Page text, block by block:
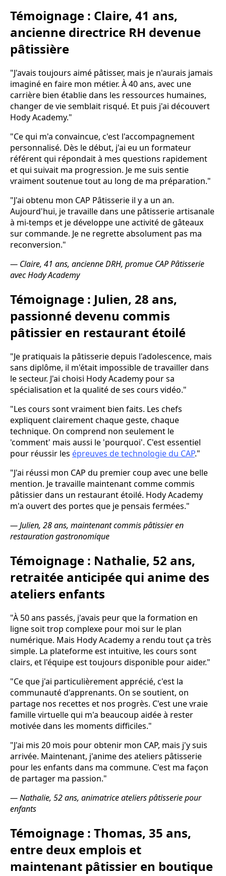
Témoignage : Claire, 41 ans,
ancienne directrice RH devenue
pâtissière
"J'avais toujours aimé pâtisser, mais je n'aurais jamais
imaginé en faire mon métier. À 40 ans, avec une
carrière bien établie dans les ressources humaines,
changer de vie semblait risqué. Et puis j'ai découvert
Hody Academy."
"Ce qui m'a convaincue, c'est l'accompagnement
personnalisé. Dès le début, j'ai eu un formateur
référent qui répondait à mes questions rapidement
et qui suivait ma progression. Je me suis sentie
vraiment soutenue tout au long de ma préparation."
"J'ai obtenu mon CAP Pâtisserie il y a un an.
Aujourd'hui, je travaille dans une pâtisserie artisanale
à mi-temps et je développe une activité de gâteaux
sur commande. Je ne regrette absolument pas ma
reconversion."
— Claire, 41 ans, ancienne DRH, promue CAP Pâtisserie
avec Hody Academy
Témoignage : Julien, 28 ans,
passionné devenu commis
pâtissier en restaurant étoilé
"Je pratiquais la pâtisserie depuis l'adolescence, mais
sans diplôme, il m'était impossible de travailler dans
le secteur. J'ai choisi Hody Academy pour sa
spécialisation et la qualité de ses cours vidéo."
"Les cours sont vraiment bien faits. Les chefs
expliquent clairement chaque geste, chaque
technique. On comprend non seulement le
'comment' mais aussi le 'pourquoi'. C'est essentiel
pour réussir les épreuves de technologie du CAP."
"J'ai réussi mon CAP du premier coup avec une belle
mention. Je travaille maintenant comme commis
pâtissier dans un restaurant étoilé. Hody Academy
m'a ouvert des portes que je pensais fermées."
— Julien, 28 ans, maintenant commis pâtissier en
restauration gastronomique
Témoignage : Nathalie, 52 ans,
retraitée anticipée qui anime des
ateliers enfants
"À 50 ans passés, j'avais peur que la formation en
ligne soit trop complexe pour moi sur le plan
numérique. Mais Hody Academy a rendu tout ça très
simple. La plateforme est intuitive, les cours sont
clairs, et l'équipe est toujours disponible pour aider."
"Ce que j'ai particulièrement apprécié, c'est la
communauté d'apprenants. On se soutient, on
partage nos recettes et nos progrès. C'est une vraie
famille virtuelle qui m'a beaucoup aidée à rester
motivée dans les moments difficiles."
"J'ai mis 20 mois pour obtenir mon CAP, mais j'y suis
arrivée. Maintenant, j'anime des ateliers pâtisserie
pour les enfants dans ma commune. C'est ma façon
de partager ma passion."
— Nathalie, 52 ans, animatrice ateliers pâtisserie pour
enfants
Témoignage : Thomas, 35 ans,
entre deux emplois et
maintenant pâtissier en boutique